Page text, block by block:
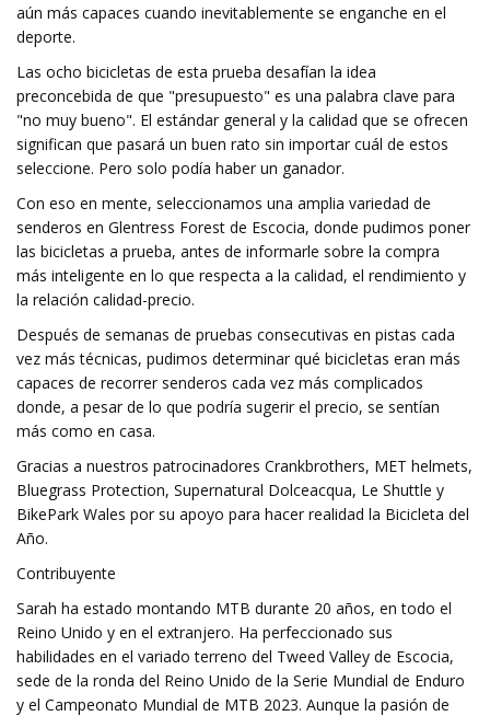
aún más capaces cuando inevitablemente se enganche en el
deporte.
Las ocho bicicletas de esta prueba desafían la idea
preconcebida de que "presupuesto" es una palabra clave para
"no muy bueno". El estándar general y la calidad que se ofrecen
significan que pasará un buen rato sin importar cuál de estos
seleccione. Pero solo podía haber un ganador.
Con eso en mente, seleccionamos una amplia variedad de
senderos en Glentress Forest de Escocia, donde pudimos poner
las bicicletas a prueba, antes de informarle sobre la compra
más inteligente en lo que respecta a la calidad, el rendimiento y
la relación calidad-precio.
Después de semanas de pruebas consecutivas en pistas cada
vez más técnicas, pudimos determinar qué bicicletas eran más
capaces de recorrer senderos cada vez más complicados
donde, a pesar de lo que podría sugerir el precio, se sentían
más como en casa.
Gracias a nuestros patrocinadores Crankbrothers, MET helmets,
Bluegrass Protection, Supernatural Dolceacqua, Le Shuttle y
BikePark Wales por su apoyo para hacer realidad la Bicicleta del
Año.
Contribuyente
Sarah ha estado montando MTB durante 20 años, en todo el
Reino Unido y en el extranjero. Ha perfeccionado sus
habilidades en el variado terreno del Tweed Valley de Escocia,
sede de la ronda del Reino Unido de la Serie Mundial de Enduro
y el Campeonato Mundial de MTB 2023. Aunque la pasión de